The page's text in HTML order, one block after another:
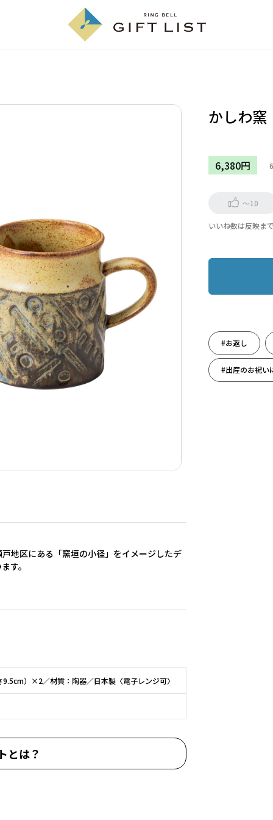
地区にある「窯垣の小径」をイメージしたデ
す。
）×2／材質：陶器／日本製〈電子レンジ可〉
とは？
かしわ
6,380円
～10
いいね数は反映ま
#お返し
#出産のお祝い